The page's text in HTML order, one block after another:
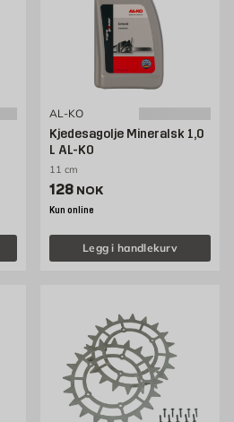
AL-KO
Kjedesagolje Mineralsk 1,0
L AL-KO
11 cm
Pris 128 NOK /stk
128 NOK
Kun online
Legg i handlekurv